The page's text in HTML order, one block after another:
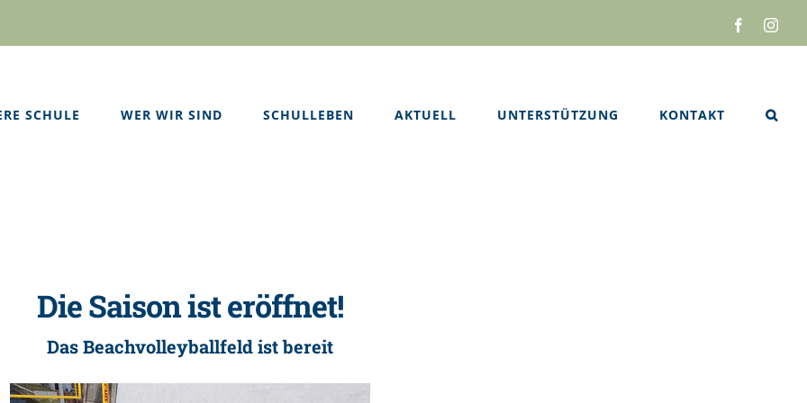
Facebook
SCHULE WER WIR SIND SCHULLEBEN AKTUELL UNTERSTÜTZUNG KONTAKT
Die Saison ist eröffnet!
Das Beachvolleyballfeld ist bereit